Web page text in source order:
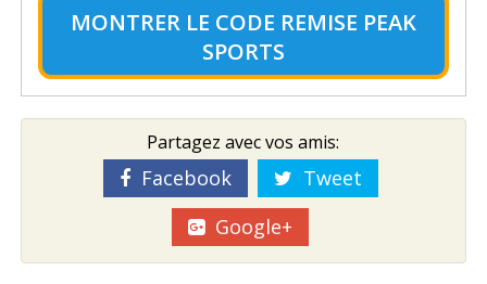
MONTRER LE CODE REMISE PEAK
SPORTS
Partagez avec vos amis:
Facebook
Tweet
Google+